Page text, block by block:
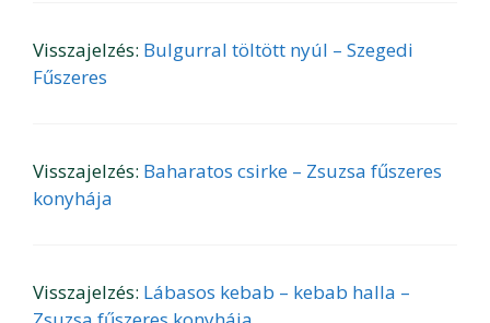
Visszajelzés: Bulgurral töltött nyúl – Szegedi
Fűszeres
Visszajelzés: Baharatos csirke – Zsuzsa fűszeres
konyhája
Visszajelzés: Lábasos kebab – kebab halla –